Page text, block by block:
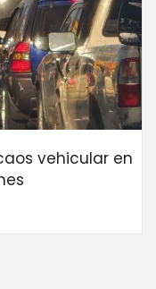
vehicular en